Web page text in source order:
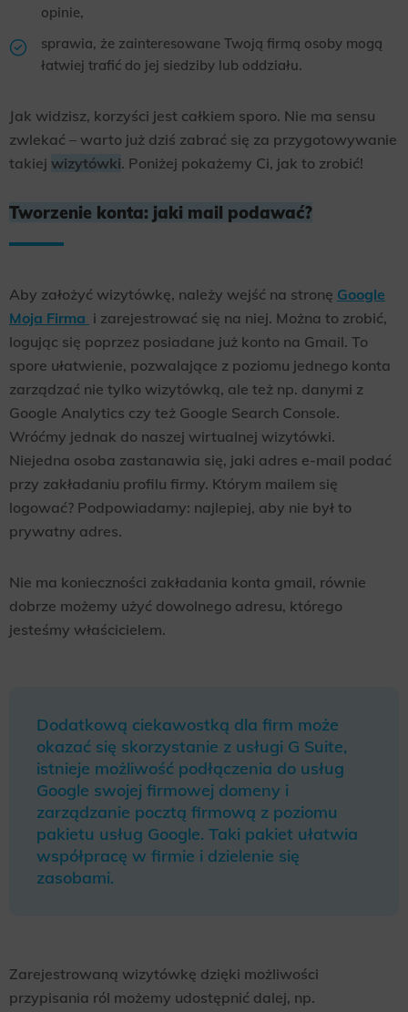
opinie,
sprawia, że zainteresowane Twoją firmą osoby mogą
łatwiej trafić do jej siedziby lub oddziału.
Jak widzisz, korzyści jest całkiem sporo. Nie ma sensu
zwlekać – warto już dziś zabrać się za przygotowywanie
takiej wizytówki. Poniżej pokażemy Ci, jak to zrobić!
Tworzenie konta: jaki mail podawać?
Aby założyć wizytówkę, należy wejść na stronę Google
Moja Firma i zarejestrować się na niej. Można to zrobić,
logując się poprzez posiadane już konto na Gmail. To
spore ułatwienie, pozwalające z poziomu jednego konta
zarządzać nie tylko wizytówką, ale też np. danymi z
Google Analytics czy też Google Search Console.
Wróćmy jednak do naszej wirtualnej wizytówki.
Niejedna osoba zastanawia się, jaki adres e-mail podać
przy zakładaniu profilu firmy. Którym mailem się
logować? Podpowiadamy: najlepiej, aby nie był to
prywatny adres.
Nie ma konieczności zakładania konta gmail, równie
dobrze możemy użyć dowolnego adresu, którego
jesteśmy właścicielem.
Dodatkową ciekawostką dla firm może
okazać się skorzystanie z usługi G Suite,
istnieje możliwość podłączenia do usług
Google swojej firmowej domeny i
zarządzanie pocztą firmową z poziomu
pakietu usług Google. Taki pakiet ułatwia
współpracę w firmie i dzielenie się
zasobami.
Zarejestrowaną wizytówkę dzięki możliwości
przypisania ról możemy udostępnić dalej, np.